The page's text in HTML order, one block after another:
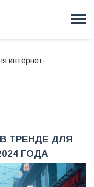
интернет-
ТРЕНДЕ ДЛЯ
ГОДА